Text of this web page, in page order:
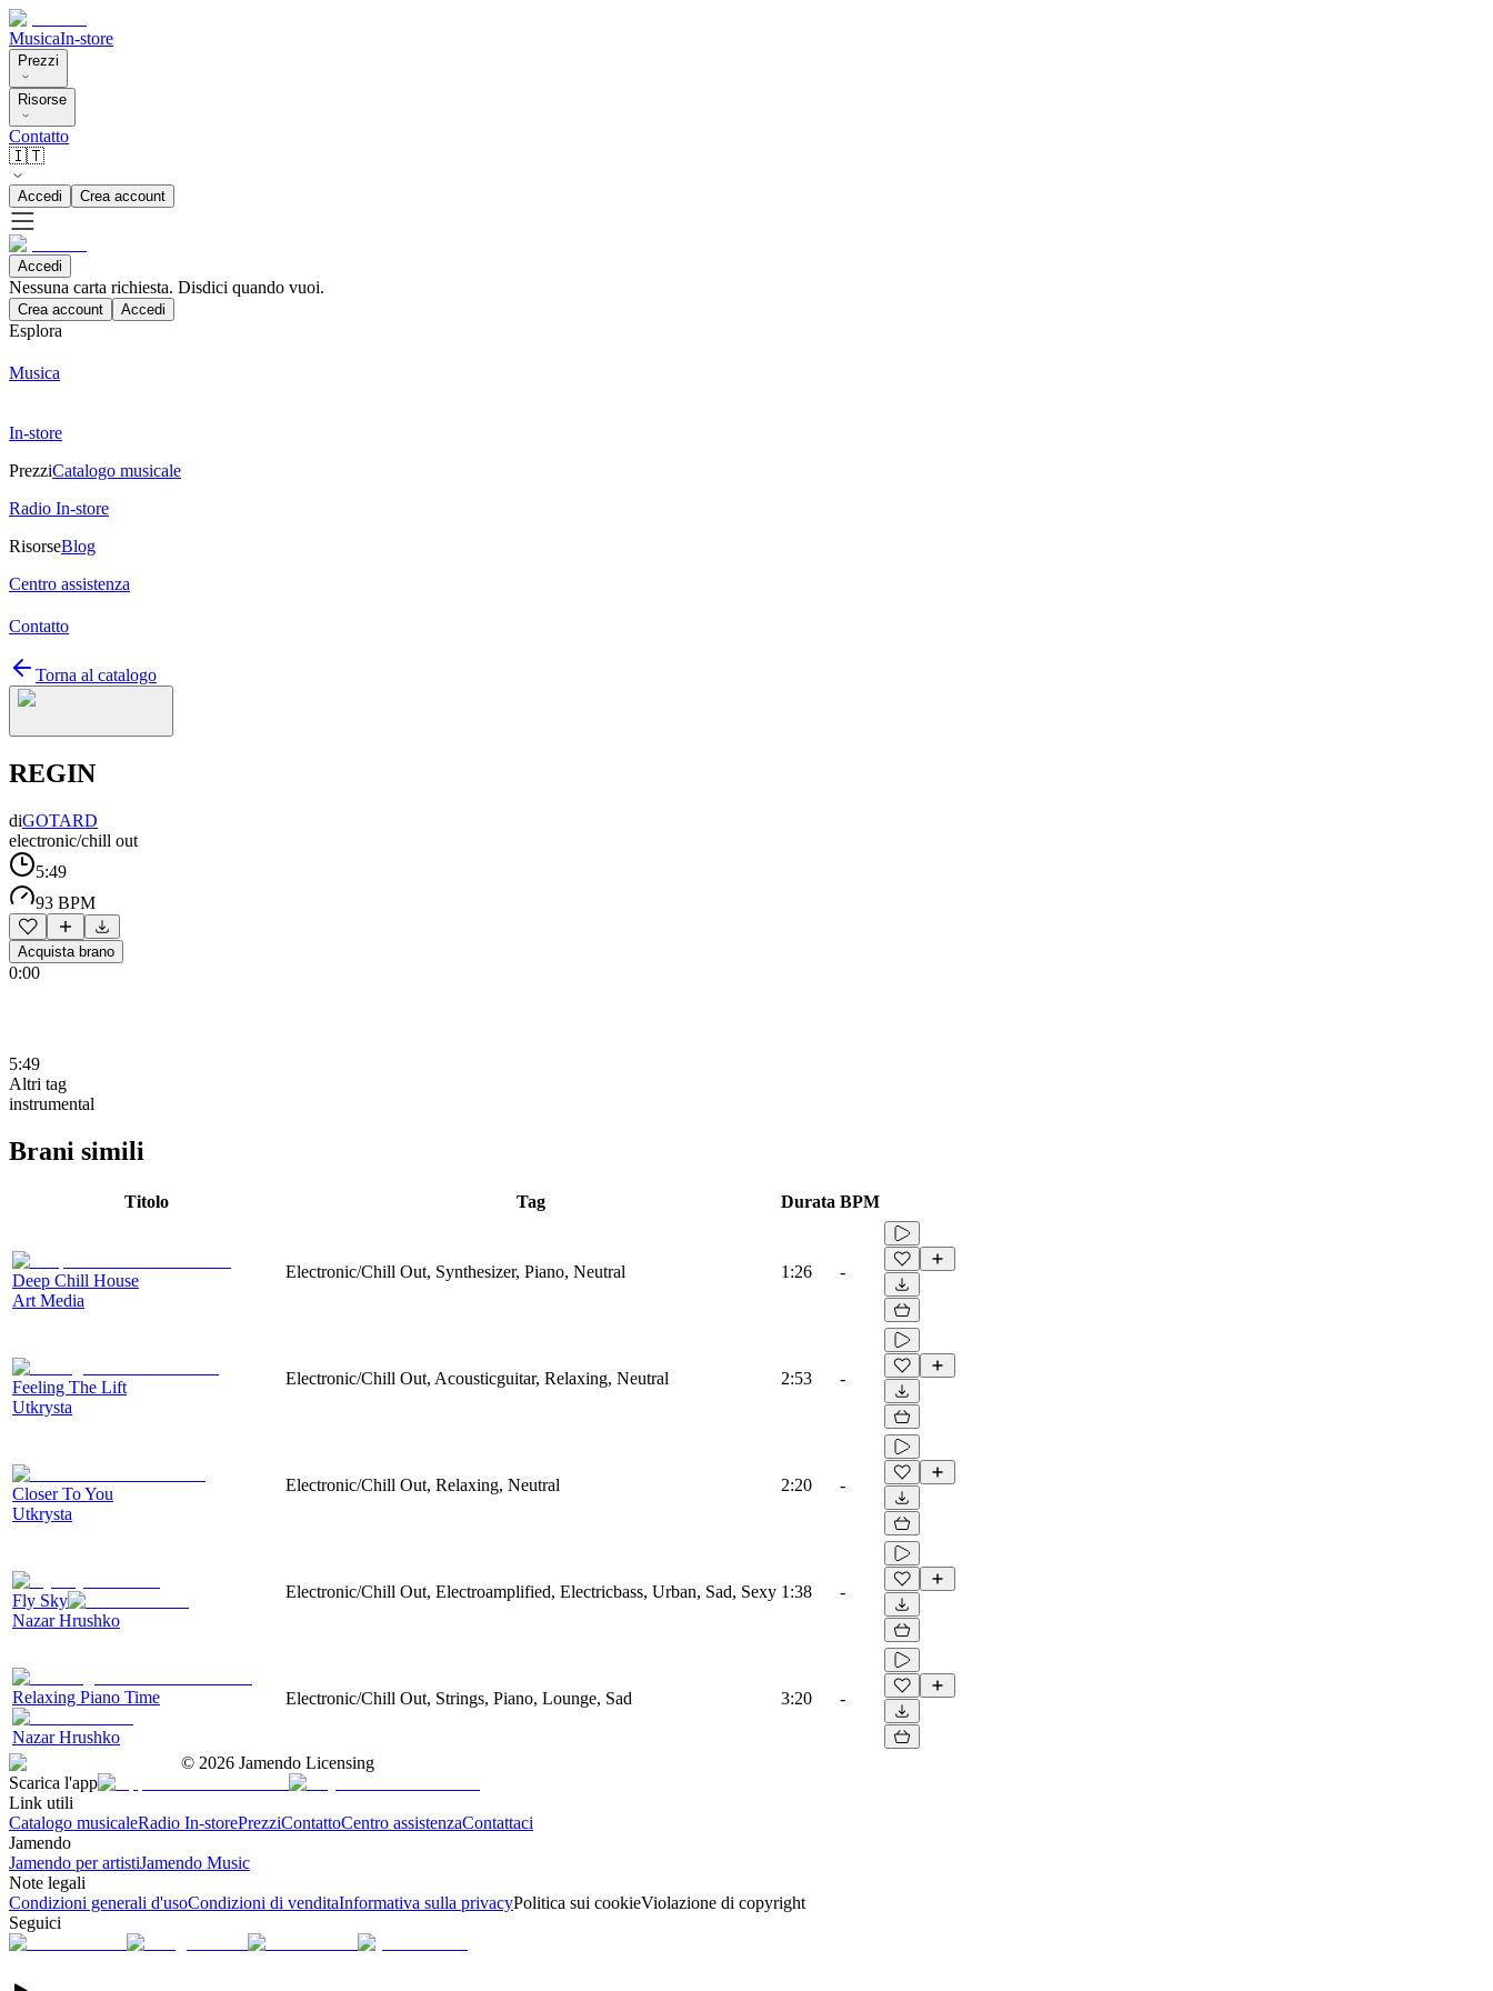
MusicaIn-store
Prezzi
Risorse
Contatto
🇮🇹
Accedi Crea account
Accedi
Nessuna carta richiesta. Disdici quando vuoi.
Crea account Accedi
Esplora
Musica
In-store
PrezziCatalogo musicale
Radio In-store
RisorseBlog
Centro assistenza
Contatto
Torna al catalogo
REGIN
diGOTARD
electronic/chill out
5:49
93 BPM
Acquista brano
0:00
5:49
Altri tag
instrumental
Brani simili
Titolo Tag Durata BPM
Deep Chill House
Art Media
Electronic/Chill Out, Synthesizer, Piano, Neutral 1:26 -
Feeling The Lift
Utkrysta
Electronic/Chill Out, Acousticguitar, Relaxing, Neutral 2:53 -
Closer To You
Utkrysta
Electronic/Chill Out, Relaxing, Neutral 2:20 -
Fly Sky
Nazar Hrushko
Electronic/Chill Out, Electroamplified, Electricbass, Urban, Sad, Sexy 1:38 -
Relaxing Piano Time
Nazar Hrushko
Electronic/Chill Out, Strings, Piano, Lounge, Sad 3:20 -
© 2026 Jamendo Licensing
Scarica l'app
Link utili
Catalogo musicaleRadio In-storePrezziContattoCentro assistenzaContattaci
Jamendo
Jamendo per artistiJamendo Music
Note legali
Condizioni generali d'usoCondizioni di venditaInformativa sulla privacyPolitica sui cookieViolazione di copyright
Seguici